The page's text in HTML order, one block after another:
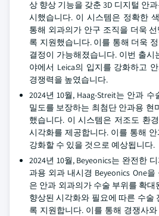
상 향상 기능을 갖춘 3D 디지털 안
시했습니다. 이 시스템은 정확한
통해 외과의가 안구 조직을 더욱
록 지원했습니다. 이를 통해 더욱
결정이 가능해졌습니다. 이번 출시
야에서 Leica의 입지를 강화하고
경쟁력을 높였습니다.
2024년 10월, Haag-Streit는 안과
밀도를 보장하는 최첨단 안과용 현
했습니다. 이 시스템은 저조도 환
시각화를 제공합니다. 이를 통해
강화할 수 있을 것으로 예상됩니다.
2024년 10월, Beyeonics는 완전한
과용 외과 내시경 Beyeonics One
은 안과 외과의가 수술 부위를 확대
향상된 시각화와 필요에 따른 수술
록 지원합니다. 이를 통해 경쟁사